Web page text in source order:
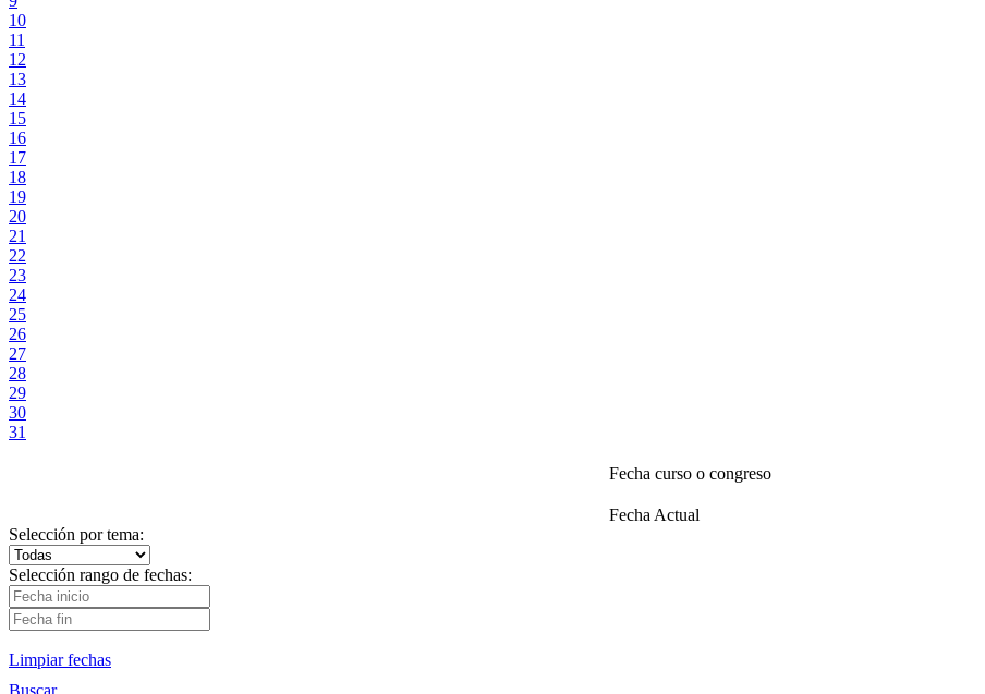
10
11
12
13
14
15
16
17
18
19
20
21
22
23
24
25
26
27
28
29
30
31
Fecha curso o congreso
Fecha Actual
Selección por tema:
Selección rango de fechas:
Limpiar fechas